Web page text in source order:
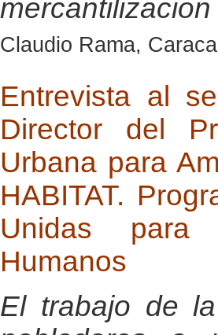
Claudio Rama,
Entrevista al
Director del
Urbana para
HABITAT.
Unidas para
Humanos
El trabajo de